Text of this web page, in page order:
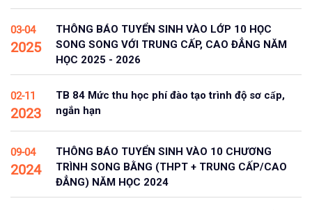
03-04
2025
THÔNG BÁO TUYỂN SINH VÀO LỚP 10 HỌC
SONG SONG VỚI TRUNG CẤP, CAO ĐẲNG NĂM
HỌC 2025 - 2026
02-11
2023
TB 84 Mức thu học phí đào tạo trình độ sơ cấp,
ngắn hạn
09-04
2024
THÔNG BÁO TUYỂN SINH VÀO 10 CHƯƠNG
TRÌNH SONG BẰNG (THPT + TRUNG CẤP/CAO
ĐẲNG) NĂM HỌC 2024